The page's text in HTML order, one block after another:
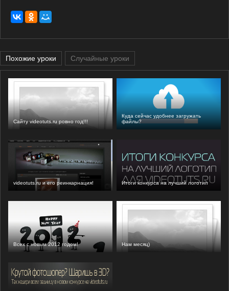
Похожие уроки Случайные уроки
Сайту videotuts.ru ровно год!!!
Куда сейчас удобнее загружать
файлы?
videotuts.ru и его реинкарнация! Итоги конкурса на лучший логотип
Всех с новым 2012 годом! Нам месяц)